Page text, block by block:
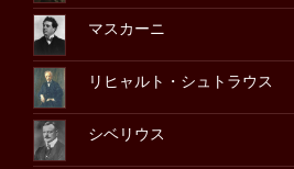
マスカーニ
リヒャルト・シュトラウス
シベリウス